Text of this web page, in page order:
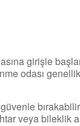
girişle
odası
veya bileklik